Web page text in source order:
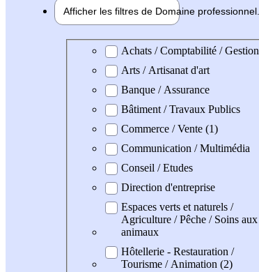
Afficher les filtres de Domaine professionnel
Domaine professionel
Achats / Comptabilité / Gestion
Arts / Artisanat d'art
Banque / Assurance
Bâtiment / Travaux Publics
Commerce / Vente (1)
Communication / Multimédia
Conseil / Etudes
Direction d'entreprise
Espaces verts et naturels /
Agriculture / Pêche / Soins aux
animaux
Hôtellerie - Restauration /
Tourisme / Animation (2)